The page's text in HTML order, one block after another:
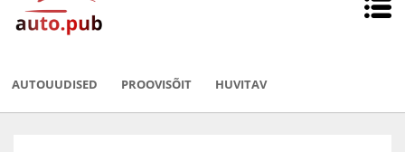
AUTOUUDISED PROOVISÕIT HUVITAV